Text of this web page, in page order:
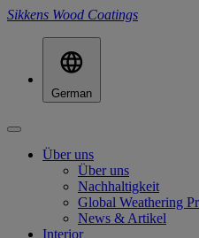
Sikkens Wood Coatings
German
Über uns
Über uns
Nachhaltigkeit
Global Weathering
News & Artikel
Interior